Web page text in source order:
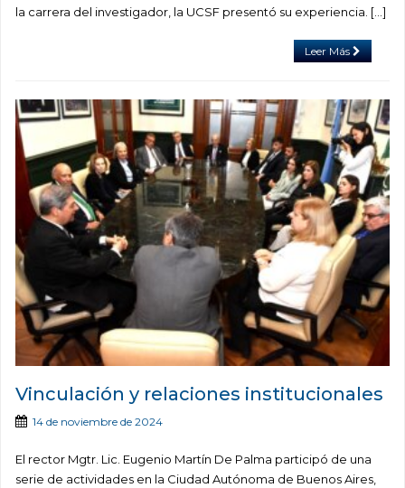
la carrera del investigador, la UCSF presentó su experiencia. […]
Leer Más
Vinculación y relaciones institucionales
14 de noviembre de 2024
El rector Mgtr. Lic. Eugenio Martín De Palma participó de una
serie de actividades en la Ciudad Autónoma de Buenos Aires,